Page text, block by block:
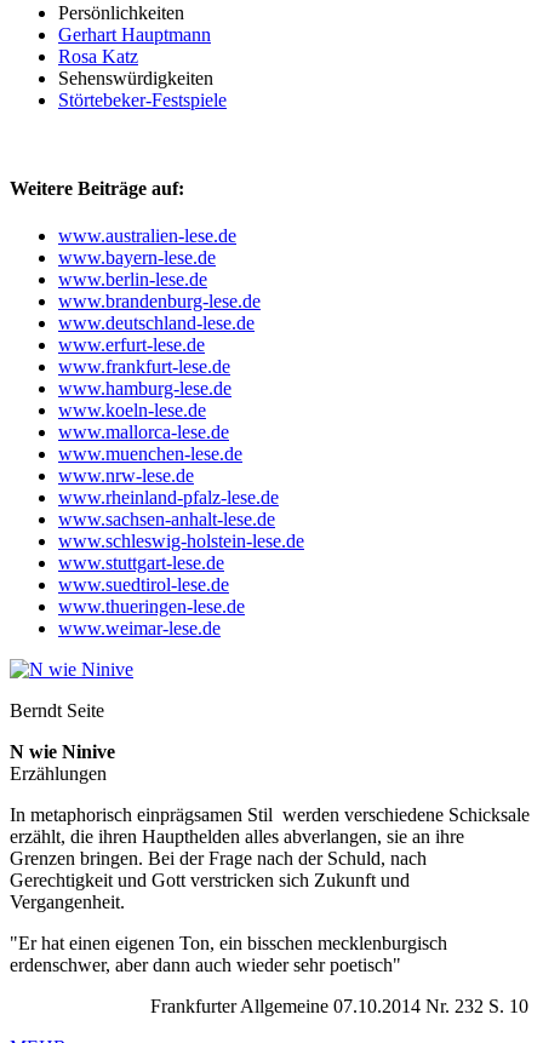
Persönlichkeiten
Gerhart Hauptmann
Rosa Katz
Sehenswürdigkeiten
Störtebeker-Festspiele
Weitere Beiträge auf:
www.australien-lese.de
www.bayern-lese.de
www.berlin-lese.de
www.brandenburg-lese.de
www.deutschland-lese.de
www.erfurt-lese.de
www.frankfurt-lese.de
www.hamburg-lese.de
www.koeln-lese.de
www.mallorca-lese.de
www.muenchen-lese.de
www.nrw-lese.de
www.rheinland-pfalz-lese.de
www.sachsen-anhalt-lese.de
www.schleswig-holstein-lese.de
www.stuttgart-lese.de
www.suedtirol-lese.de
www.thueringen-lese.de
www.weimar-lese.de
Berndt Seite
N wie Ninive
Erzählungen
In metaphorisch einprägsamen Stil werden verschiedene Schicksale
erzählt, die ihren Haupthelden alles abverlangen, sie an ihre
Grenzen bringen. Bei der Frage nach der Schuld, nach
Gerechtigkeit und Gott verstricken sich Zukunft und
Vergangenheit.
"Er hat einen eigenen Ton, ein bisschen mecklenburgisch
erdenschwer, aber dann auch wieder sehr poetisch"
Frankfurter Allgemeine 07.10.2014 Nr. 232 S. 10